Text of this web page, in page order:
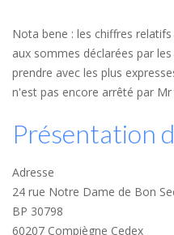
Nota bene : les chiffres
aux sommes déclarées par
prendre avec les plus
n'est pas encore arrêté par Mr
Présentation
Adresse
24 rue Notre Dame de Bon
BP 30798
60207 Compiègne Cedex